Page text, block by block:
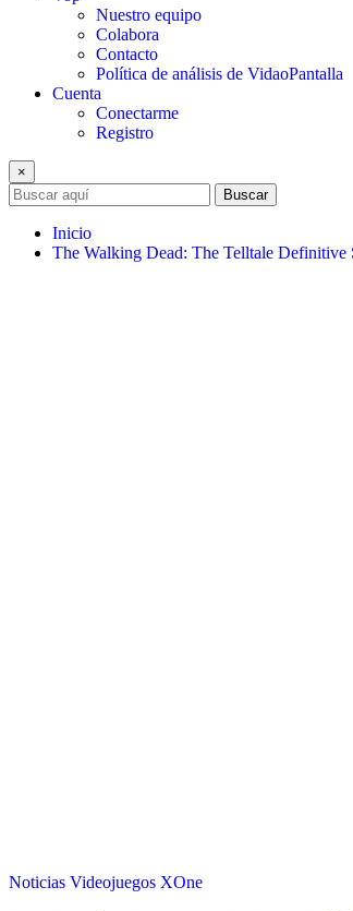
Nuestro equipo
Colabora
Contacto
Política de análisis de VidaoPantalla
Cuenta
Conectarme
Registro
×
Buscar
Inicio
The Walking Dead: The Telltale Definitive
Noticias Videojuegos XOne